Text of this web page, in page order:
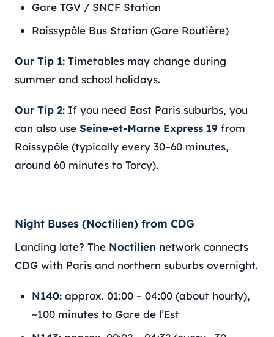
Gare TGV / SNCF Station
Roissypôle Bus Station (Gare Routière)
Our Tip 1: Timetables may change during
summer and school holidays.
Our Tip 2: If you need East Paris suburbs, you
can also use Seine-et-Marne Express 19 from
Roissypôle (typically every 30–60 minutes,
around 60 minutes to Torcy).
Night Buses (Noctilien) from CDG
Landing late? The Noctilien network connects
CDG with Paris and northern suburbs overnight.
N140: approx. 01:00 – 04:00 (about hourly),
~100 minutes to Gare de l’Est